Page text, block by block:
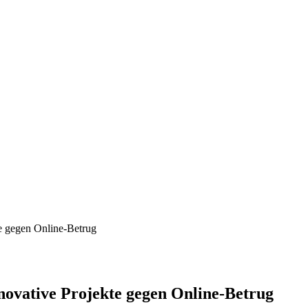
gegen Online-Betrug
Projekte gegen Online-Betrug